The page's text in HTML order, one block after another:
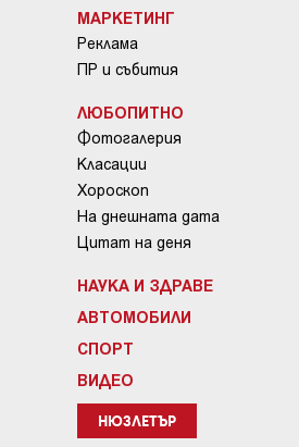
МАРКЕТИНГ
Реклама
ПР и събития
ЛЮБОПИТНО
Фотогалерия
Класации
Хороскоп
На днешната дата
Цитат на деня
НАУКА И ЗДРАВЕ
АВТОМОБИЛИ
СПОРТ
ВИДЕО
НЮЗЛЕТЪР